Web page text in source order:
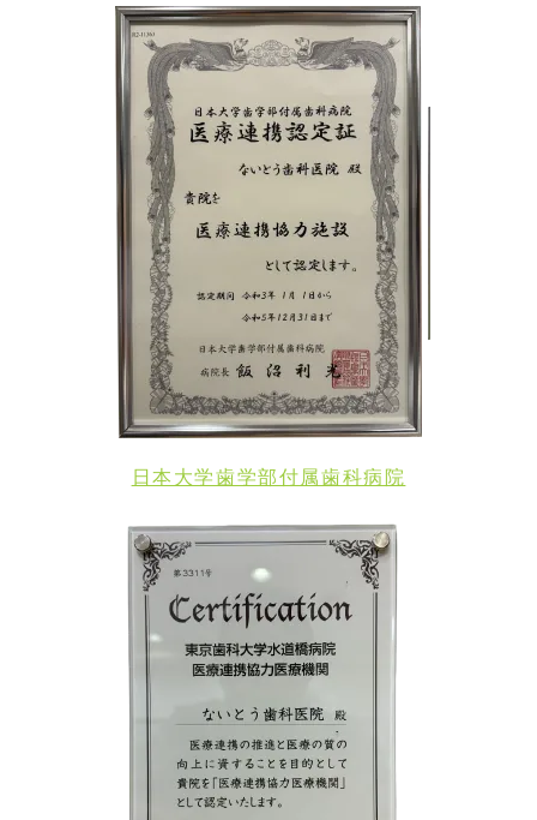
日本大学歯学部付属歯科病院